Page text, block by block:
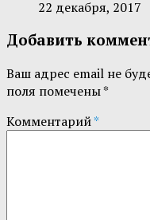
22 декабря, 2017
Добавить
Ваш адрес email не
поля помечены*
Комментарий*